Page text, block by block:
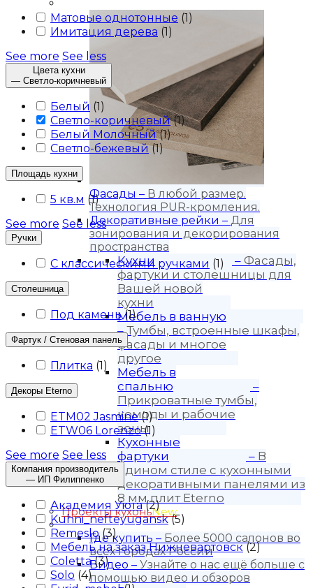
Фасады – В любой размер.
Технология PUR-кромления.
Декоративные рейки – Для
зонирования и декорирования
пространства
Кухни – Фасады,
фартуки и столешницы для
Вашей новой
кухни
Мебель в ванную
–Тумбы, встроенные шкафы,
фасады и многое
другое
Мебель в
спальню
–
Прикроватные тумбы,
комоды и рабочие
зоны
Кухонные
фартуки
– В
едином стиле с кухонными
декоративными панелями из
8 мм плит Eterno
Проекты кухоньNew
Покупателю
Где купить – Более 5000 салонов во
всех городах России
Видео – Узнайте о нас ещё больше с
помощью видео и обзоров
Матовые однотонные (1)
Имитация дерева (1)
See more See less
Цвета кухни
— Светло-коричневый
Белый (1)
Светло-коричневый (1)
Белый Молочный (1)
Светло-бежевый (1)
Площадь кухни
5 кв.м (1)
See more See less
Ручки
С классическими ручками (1)
Столешница
Под камень (1)
Фартук / Стеновая панель
Плитка (1)
Декоры Eterno
ETM02 Jasmine (1)
ETW06 Lorenzo (1)
See more See less
Компания производитель
— ИП Филиппенко
Академия Уюта (2)
Kuhni_nefteyugansk (5)
Remeslo (3)
Мебель на заказ Нижневартовск (2)
Coletta (3)
Solo (4)